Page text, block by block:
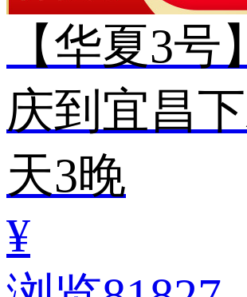
【华夏3号
庆到宜昌
天3晚
¥